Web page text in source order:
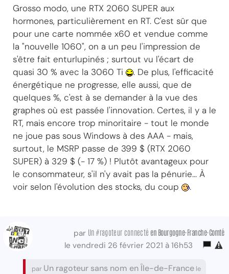
Grosso modo, une RTX 2060 SUPER aux
hormones, particulièrement en RT. C'est sûr que
pour une carte nommée x60 et vendue comme
la "nouvelle 1060", on a un peu l'impression de
s'être fait enturlupinés ; surtout vu l'écart de
quasi 30 % avec la 3060 Ti
. De plus, l'efficacité
énergétique ne progresse, elle aussi, que de
quelques %, c'est à se demander à la vue des
graphes où est passée l'innovation. Certes, il y a le
RT, mais encore trop minoritaire - tout le monde
ne joue pas sous Windows à des AAA - mais,
surtout, le MSRP passe de 399 $ (RTX 2060
SUPER) à 329 $ (- 17 %) ! Plutôt avantageux pour
le consommateur, s'il n'y avait pas la pénurie... À
voir selon l'évolution des stocks, du coup
.
par Un #ragoteur connecté en Bourgogne-Franche-Comté
le vendredi 26 février 2021 à 16h53
par Un ragoteur sans nom en Île-de-France le